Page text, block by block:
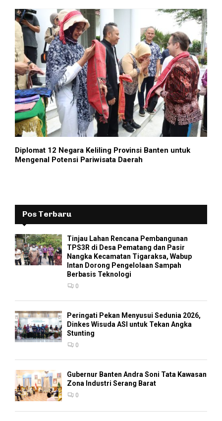
Diplomat 12 Negara Keliling Provinsi Banten untuk
Mengenal Potensi Pariwisata Daerah
Pos Terbaru
Tinjau Lahan Rencana Pembangunan
TPS3R di Desa Pematang dan Pasir
Nangka Kecamatan Tigaraksa, Wabup
Intan Dorong Pengelolaan Sampah
Berbasis Teknologi
0
Peringati Pekan Menyusui Sedunia 2026,
Dinkes Wisuda ASI untuk Tekan Angka
Stunting
0
Gubernur Banten Andra Soni Tata Kawasan
Zona Industri Serang Barat
0